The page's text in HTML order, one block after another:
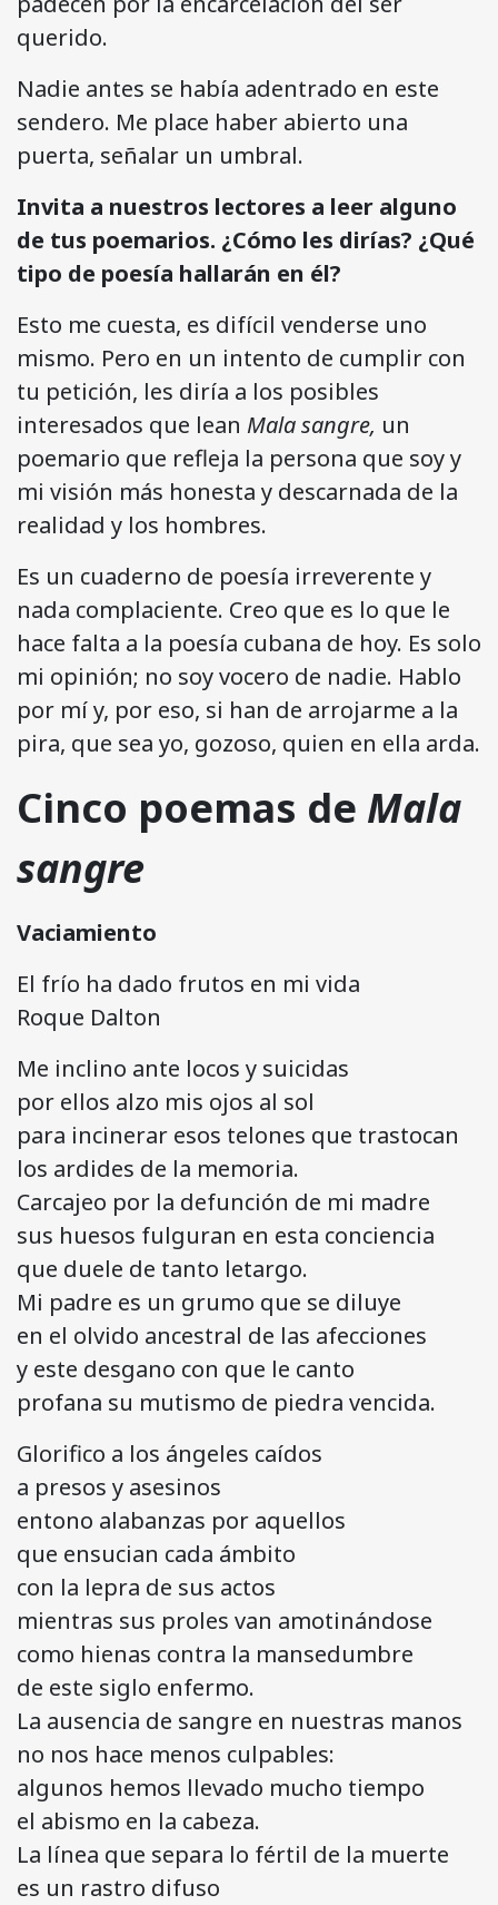
querido.
Nadie antes se había adentrado en este
sendero. Me place haber abierto una
puerta, señalar un umbral.
Invita a nuestros lectores a leer alguno
de tus poemarios. ¿Cómo les dirías? ¿Qué
tipo de poesía hallarán en él?
Esto me cuesta, es difícil venderse uno
mismo. Pero en un intento de cumplir con
tu petición, les diría a los posibles
interesados que lean Mala sangre, un
poemario que refleja la persona que soy y
mi visión más honesta y descarnada de la
realidad y los hombres.
Es un cuaderno de poesía irreverente y
nada complaciente. Creo que es lo que le
hace falta a la poesía cubana de hoy. Es solo
mi opinión; no soy vocero de nadie. Hablo
por mí y, por eso, si han de arrojarme a la
pira, que sea yo, gozoso, quien en ella arda.
Cinco poemas de Mala
sangre
Vaciamiento
El frío ha dado frutos en mi vida
Roque Dalton
Me inclino ante locos y suicidas
por ellos alzo mis ojos al sol
para incinerar esos telones que trastocan
los ardides de la memoria.
Carcajeo por la defunción de mi madre
sus huesos fulguran en esta conciencia
que duele de tanto letargo.
Mi padre es un grumo que se diluye
en el olvido ancestral de las afecciones
y este desgano con que le canto
profana su mutismo de piedra vencida.
Glorifico a los ángeles caídos
a presos y asesinos
entono alabanzas por aquellos
que ensucian cada ámbito
con la lepra de sus actos
mientras sus proles van amotinándose
como hienas contra la mansedumbre
de este siglo enfermo.
La ausencia de sangre en nuestras manos
no nos hace menos culpables:
algunos hemos llevado mucho tiempo
el abismo en la cabeza.
La línea que separa lo fértil de la muerte
es un rastro difuso